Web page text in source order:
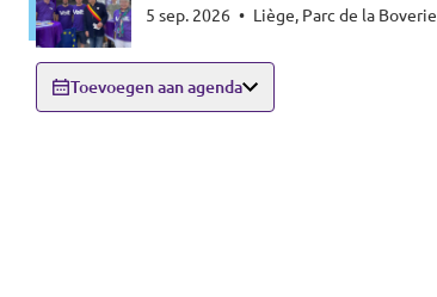
5 sep. 2026 • Liège, Parc de la Boverie
Toevoegen aan agenda